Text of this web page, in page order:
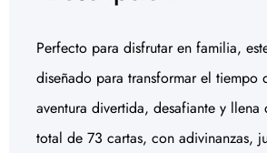
Perfecto para disfrutar en familia,
diseñado para transformar el tiempo
aventura divertida, desafiante y llena
total de 73 cartas, con adivinanzas,